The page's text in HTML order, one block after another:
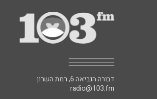
דבורה הנביאה 6, רמת השרון
radio@103.fm